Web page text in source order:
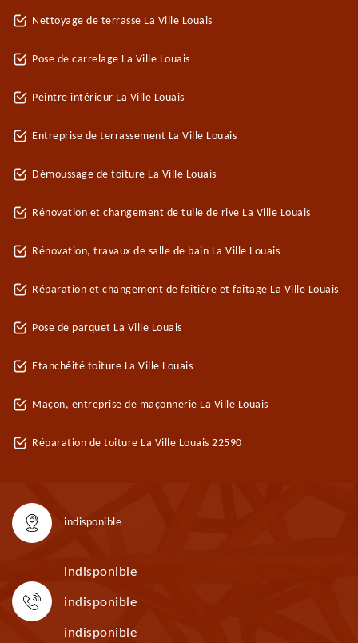
Nettoyage de terrasse La Ville Louais
Pose de carrelage La Ville Louais
Peintre intérieur La Ville Louais
Entreprise de terrassement La Ville Louais
Démoussage de toiture La Ville Louais
Rénovation et changement de tuile de rive La Ville Louais
Rénovation, travaux de salle de bain La Ville Louais
Réparation et changement de faîtière et faîtage La Ville Louais
Pose de parquet La Ville Louais
Etanchéité toiture La Ville Louais
Maçon, entreprise de maçonnerie La Ville Louais
Réparation de toiture La Ville Louais 22590
indisponible
indisponible
indisponible
indisponible